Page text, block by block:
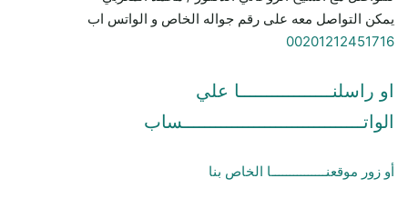
يمكن التواصل معه على رقم جواله الخاص و الواتس اب
00201212451716
او راسلنـــــــــــــــــا علي
الواتـــــــــــــــــــــــــــــــــساب
أو زور موقعنـــــــــــــــا الخاص بنا